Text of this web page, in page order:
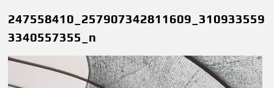
247558410_257907342811609_310933559
3340557355_n